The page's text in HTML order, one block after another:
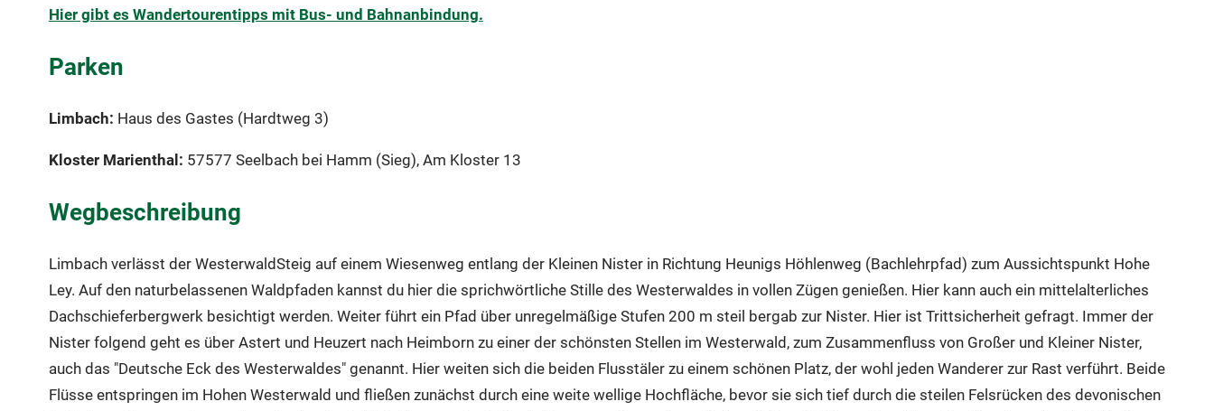
Hier gibt es Wandertourentipps mit Bus- und Bahnanbindung.
Parken
Limbach: Haus des Gastes (Hardtweg 3)
Kloster Marienthal: 57577 Seelbach bei Hamm (Sieg), Am Kloster 13
Wegbeschreibung
Limbach verlässt der WesterwaldSteig auf einem Wiesenweg entlang der Kleinen Nister in Richtung Heunigs Höhlenweg (Bachlehrpfad) zum Aussichtspunkt Hohe
Ley. Auf den naturbelassenen Waldpfaden kannst du hier die sprichwörtliche Stille des Westerwaldes in vollen Zügen genießen. Hier kann auch ein mittelalterliches
Dachschieferbergwerk besichtigt werden. Weiter führt ein Pfad über unregelmäßige Stufen 200 m steil bergab zur Nister. Hier ist Trittsicherheit gefragt. Immer der
Nister folgend geht es über Astert und Heuzert nach Heimborn zu einer der schönsten Stellen im Westerwald, zum Zusammenfluss von Großer und Kleiner Nister,
auch das "Deutsche Eck des Westerwaldes" genannt. Hier weiten sich die beiden Flusstäler zu einem schönen Platz, der wohl jeden Wanderer zur Rast verführt. Beide
Flüsse entspringen im Hohen Westerwald und fließen zunächst durch eine weite wellige Hochfläche, bevor sie sich tief durch die steilen Felsrücken des devonischen